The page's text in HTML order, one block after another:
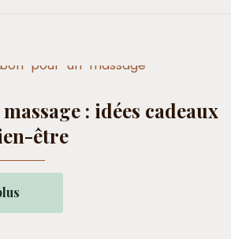
: idées cadeaux
être